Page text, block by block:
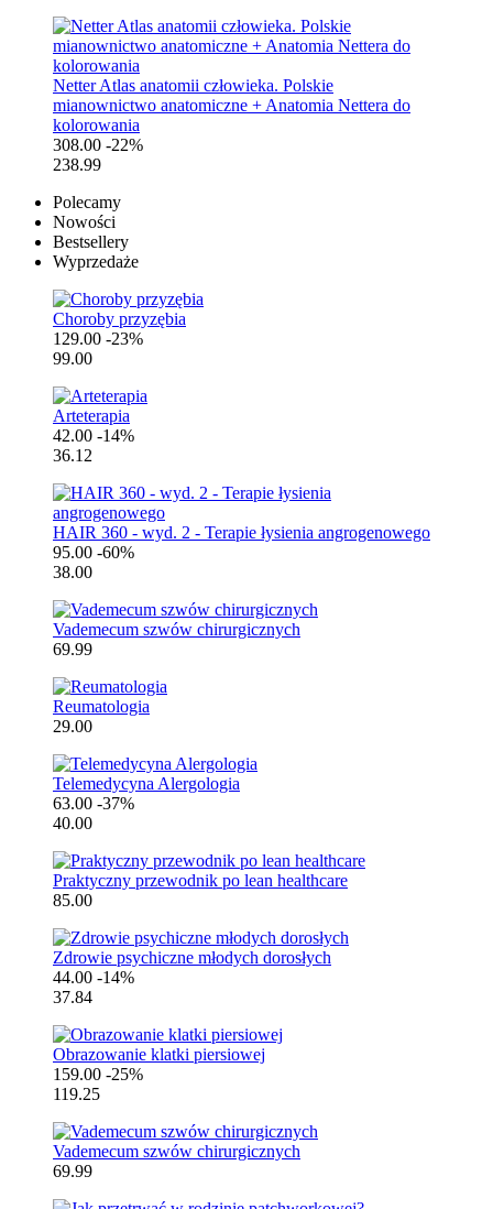
Netter Atlas anatomii człowieka. Polskie
mianownictwo anatomiczne + Anatomia Nettera do
kolorowania
308.00 -22%
238.99
Polecamy
Nowości
Bestsellery
Wyprzedaże
Choroby przyzębia
129.00 -23%
99.00
Arteterapia
42.00 -14%
36.12
HAIR 360 - wyd. 2 - Terapie łysienia angrogenowego
95.00 -60%
38.00
Vademecum szwów chirurgicznych
69.99
Reumatologia
29.00
Telemedycyna Alergologia
63.00 -37%
40.00
Praktyczny przewodnik po lean healthcare
85.00
Zdrowie psychiczne młodych dorosłych
44.00 -14%
37.84
Obrazowanie klatki piersiowej
159.00 -25%
119.25
Vademecum szwów chirurgicznych
69.99